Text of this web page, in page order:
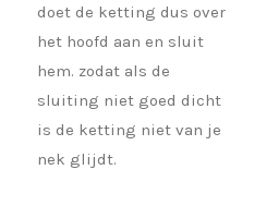
doet de ketting dus over
het hoofd aan en sluit
hem. zodat als de
sluiting niet goed dicht
is de ketting niet van je
nek glijdt.